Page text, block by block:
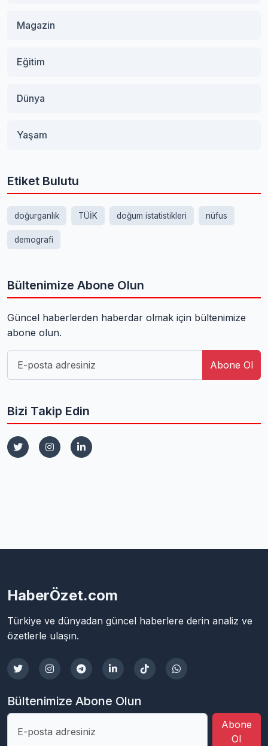
Magazin
Eğitim
Dünya
Yaşam
Etiket Bulutu
doğurganlık TÜİK doğum istatistikleri nüfus
demografi
Bültenimize Abone Olun
Güncel haberlerden haberdar olmak için bültenimize
abone olun.
Abone Ol
Bizi Takip Edin
HaberÖzet.com
Türkiye ve dünyadan güncel haberlere derin analiz ve
özetlerle ulaşın.
Bültenimize Abone Olun
Abone
Ol